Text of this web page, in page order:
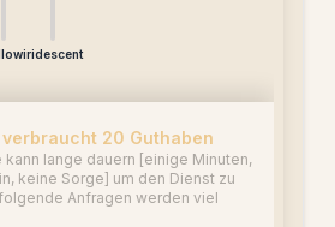
iridescent
20 Guthaben
kann lange dauern [einige Minuten,
keine Sorge] um den Dienst zu
Anfragen werden viel